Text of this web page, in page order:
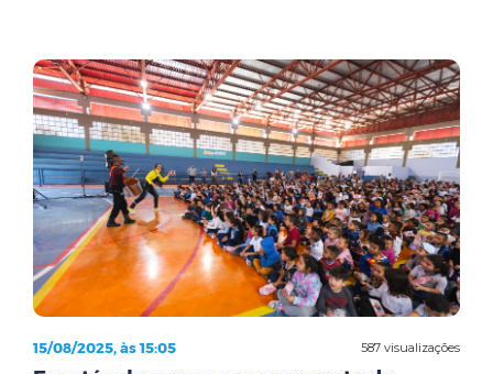
587 visualizações
15/08/2025, às 15:05